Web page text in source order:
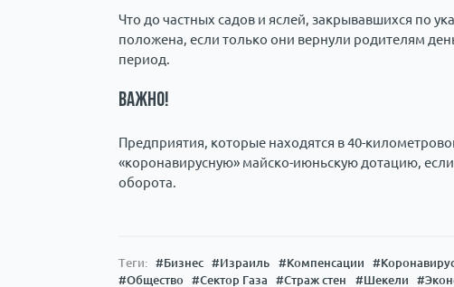
Что до частных садов и яслей, закрывавшихся по
положена, если только они вернули родителям
период.
ВАЖНО!
Предприятия, которые находятся в 40-
«коронавирусную» майско-июньскую дотацию,
оборота.
Теги: #Бизнес #Израиль #Компенсации
#Общество
#Сектор Газа #Страж стен #Шекели